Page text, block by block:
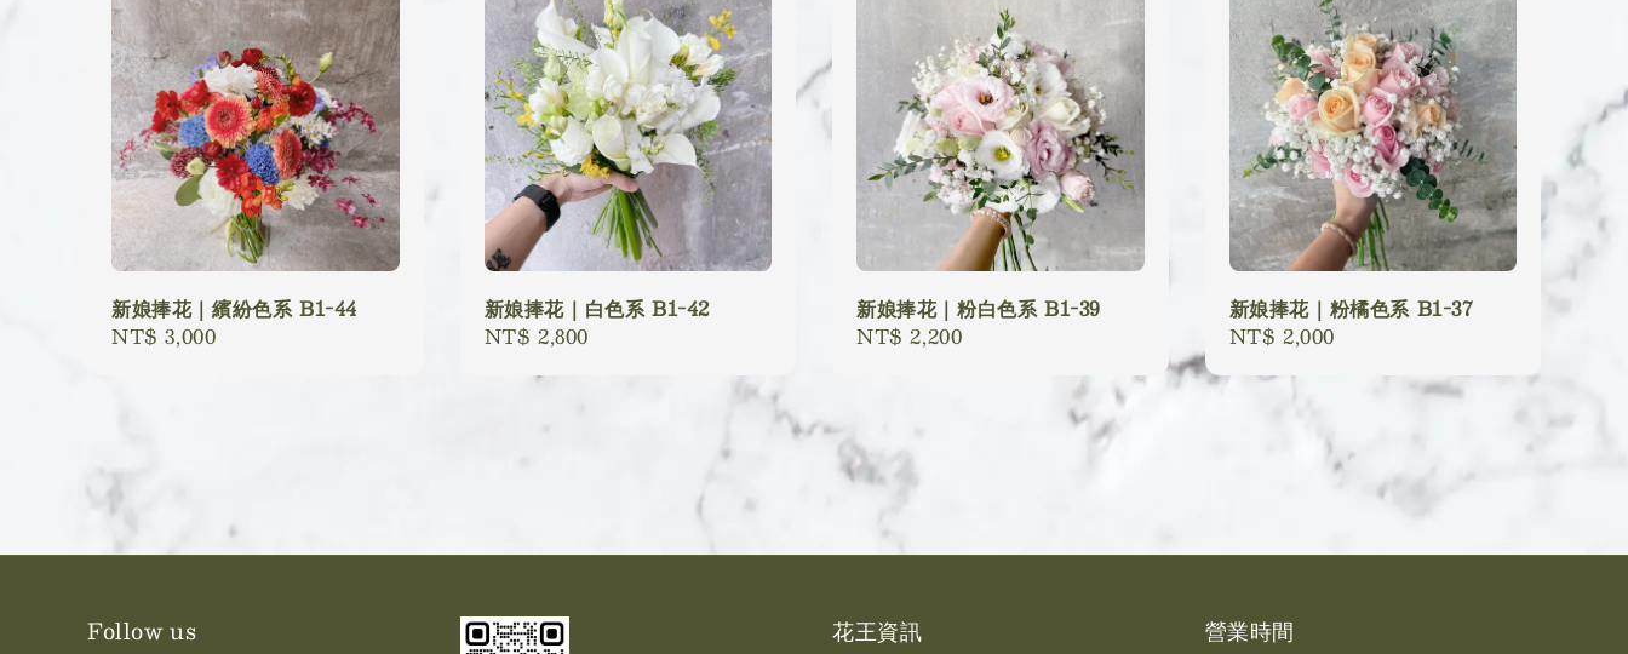
新娘捧花｜繽紛色系 B1-44
Regular
NT$ 3,000
新娘捧花｜白色系 B1-42
Regular
NT$ 2,800
新娘捧花｜粉白色系 B1-39
Regular
NT$ 2,200
新娘捧花｜粉橘色系 B1-37
Regular
NT$ 2,000
Follow us 花王資訊 營業時間